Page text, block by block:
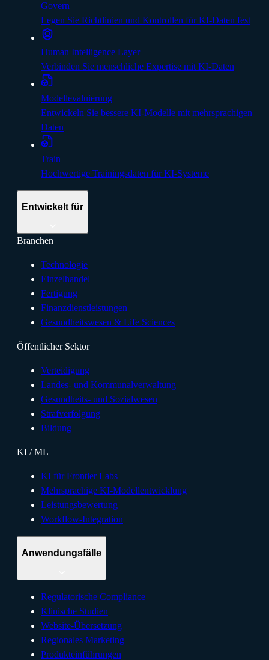
Govern
Legen Sie Richtlinien und Kontrollen für KI-Daten fest
Human Intelligence Layer
Verbinden Sie menschliche Expertise mit KI-Daten
Modellevaluierung
Entwickeln Sie bessere KI-Modelle mit mehrsprachigen
Daten
Train
Hochwertige Trainingsdaten für KI-Systeme
Entwickelt für
Branchen
Technologie
Einzelhandel
Fertigung
Finanzdienstleistungen
Gesundheitswesen & Life Sciences
Öffentlicher Sektor
Verteidigung
Landes- und Kommunalverwaltung
Gesundheits- und Sozialwesen
Strafverfolgung
Bildung
KI / ML
KI für Frontier Labs
Mehrsprachige KI-Modellentwicklung
Leistungsbewertung
Workflow-Integration
Anwendungsfälle
Regulatorische Compliance
Klinische Studien
Website-Übersetzung
Regionales Marketing
Produkteinführungen